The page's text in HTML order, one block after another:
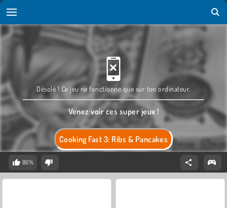
Cooking Fast 3: Ribs & Pancakes
Désolé ! Ce jeu ne fonctionne que sur ton ordinateur.
Venez voir ces super jeux !
86%